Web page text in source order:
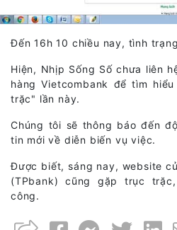
Đến 16h 10 chiều nay, tình
Hiện, Nhịp Sống Số chưa liên
hàng Vietcombank để tìm
trặc" lần này.
Chúng tôi sẽ thông báo đến
tin mới về diễn biến vụ việc.
Được biết, sáng nay, website
(TPbank) cũng gặp trục
công.